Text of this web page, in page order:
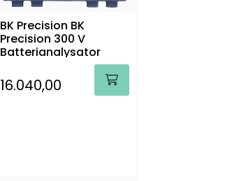
BK Precision BK
Precision 300 V
Batterianalysator
16.040,00